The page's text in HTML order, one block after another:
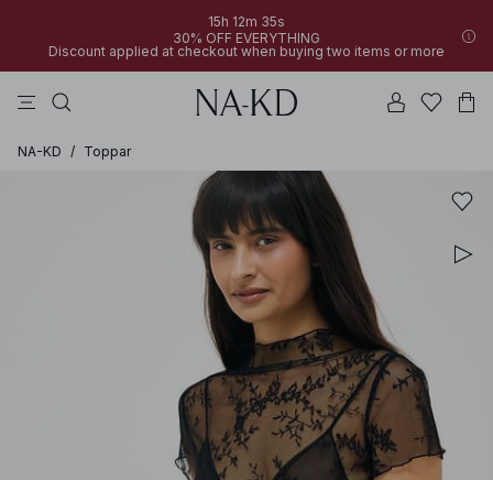
15h 12m 35s
30% OFF EVERYTHING
Discount applied at checkout when buying two items or more
NA-KD / Toppar